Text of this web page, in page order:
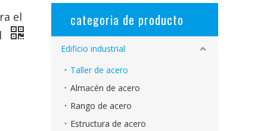
el
categoria de producto
Edificio industrial
Taller de acero
Almacén de acero
Rango de acero
Estructura de acero